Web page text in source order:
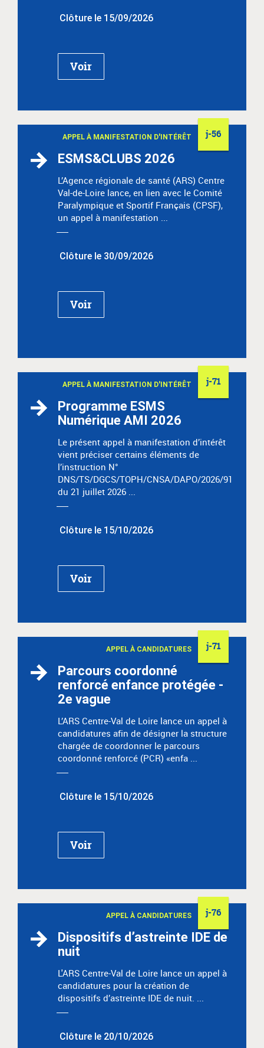
Clôture le 15/09/2026
Voir
ESMS&CLUBS 2026
APPEL À MANIFESTATION D'INTÉRÊT j-56
L’Agence régionale de santé (ARS) Centre
Val-de-Loire lance, en lien avec le Comité
Paralympique et Sportif Français (CPSF),
un appel à manifestation ...
Clôture le 30/09/2026
Voir
Programme ESMS
Numérique AMI 2026
APPEL À MANIFESTATION D'INTÉRÊT j-71
Le présent appel à manifestation d’intérêt
vient préciser certains éléments de
l’instruction N°
DNS/TS/DGCS/TOPH/CNSA/DAPO/2026/91
du 21 juillet 2026 ...
Clôture le 15/10/2026
Voir
Parcours coordonné
renforcé enfance protégée -
2e vague
APPEL À CANDIDATURES j-71
L’ARS Centre-Val de Loire lance un appel à
candidatures afin de désigner la structure
chargée de coordonner le parcours
coordonné renforcé (PCR) «enfa ...
Clôture le 15/10/2026
Voir
Dispositifs d’astreinte IDE de
nuit
APPEL À CANDIDATURES j-76
L'ARS Centre-Val de Loire lance un appel à
candidatures pour la création de
dispositifs d’astreinte IDE de nuit. ...
Clôture le 20/10/2026